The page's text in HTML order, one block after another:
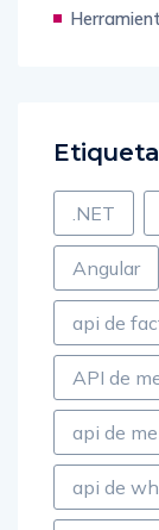
.NET
Angular
api de
API de
api de
api de